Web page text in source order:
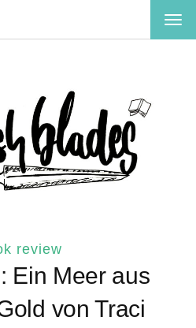
review
Ein Meer aus
von Traci